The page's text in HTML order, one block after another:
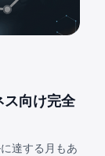
ス向け完全
達する月もあ